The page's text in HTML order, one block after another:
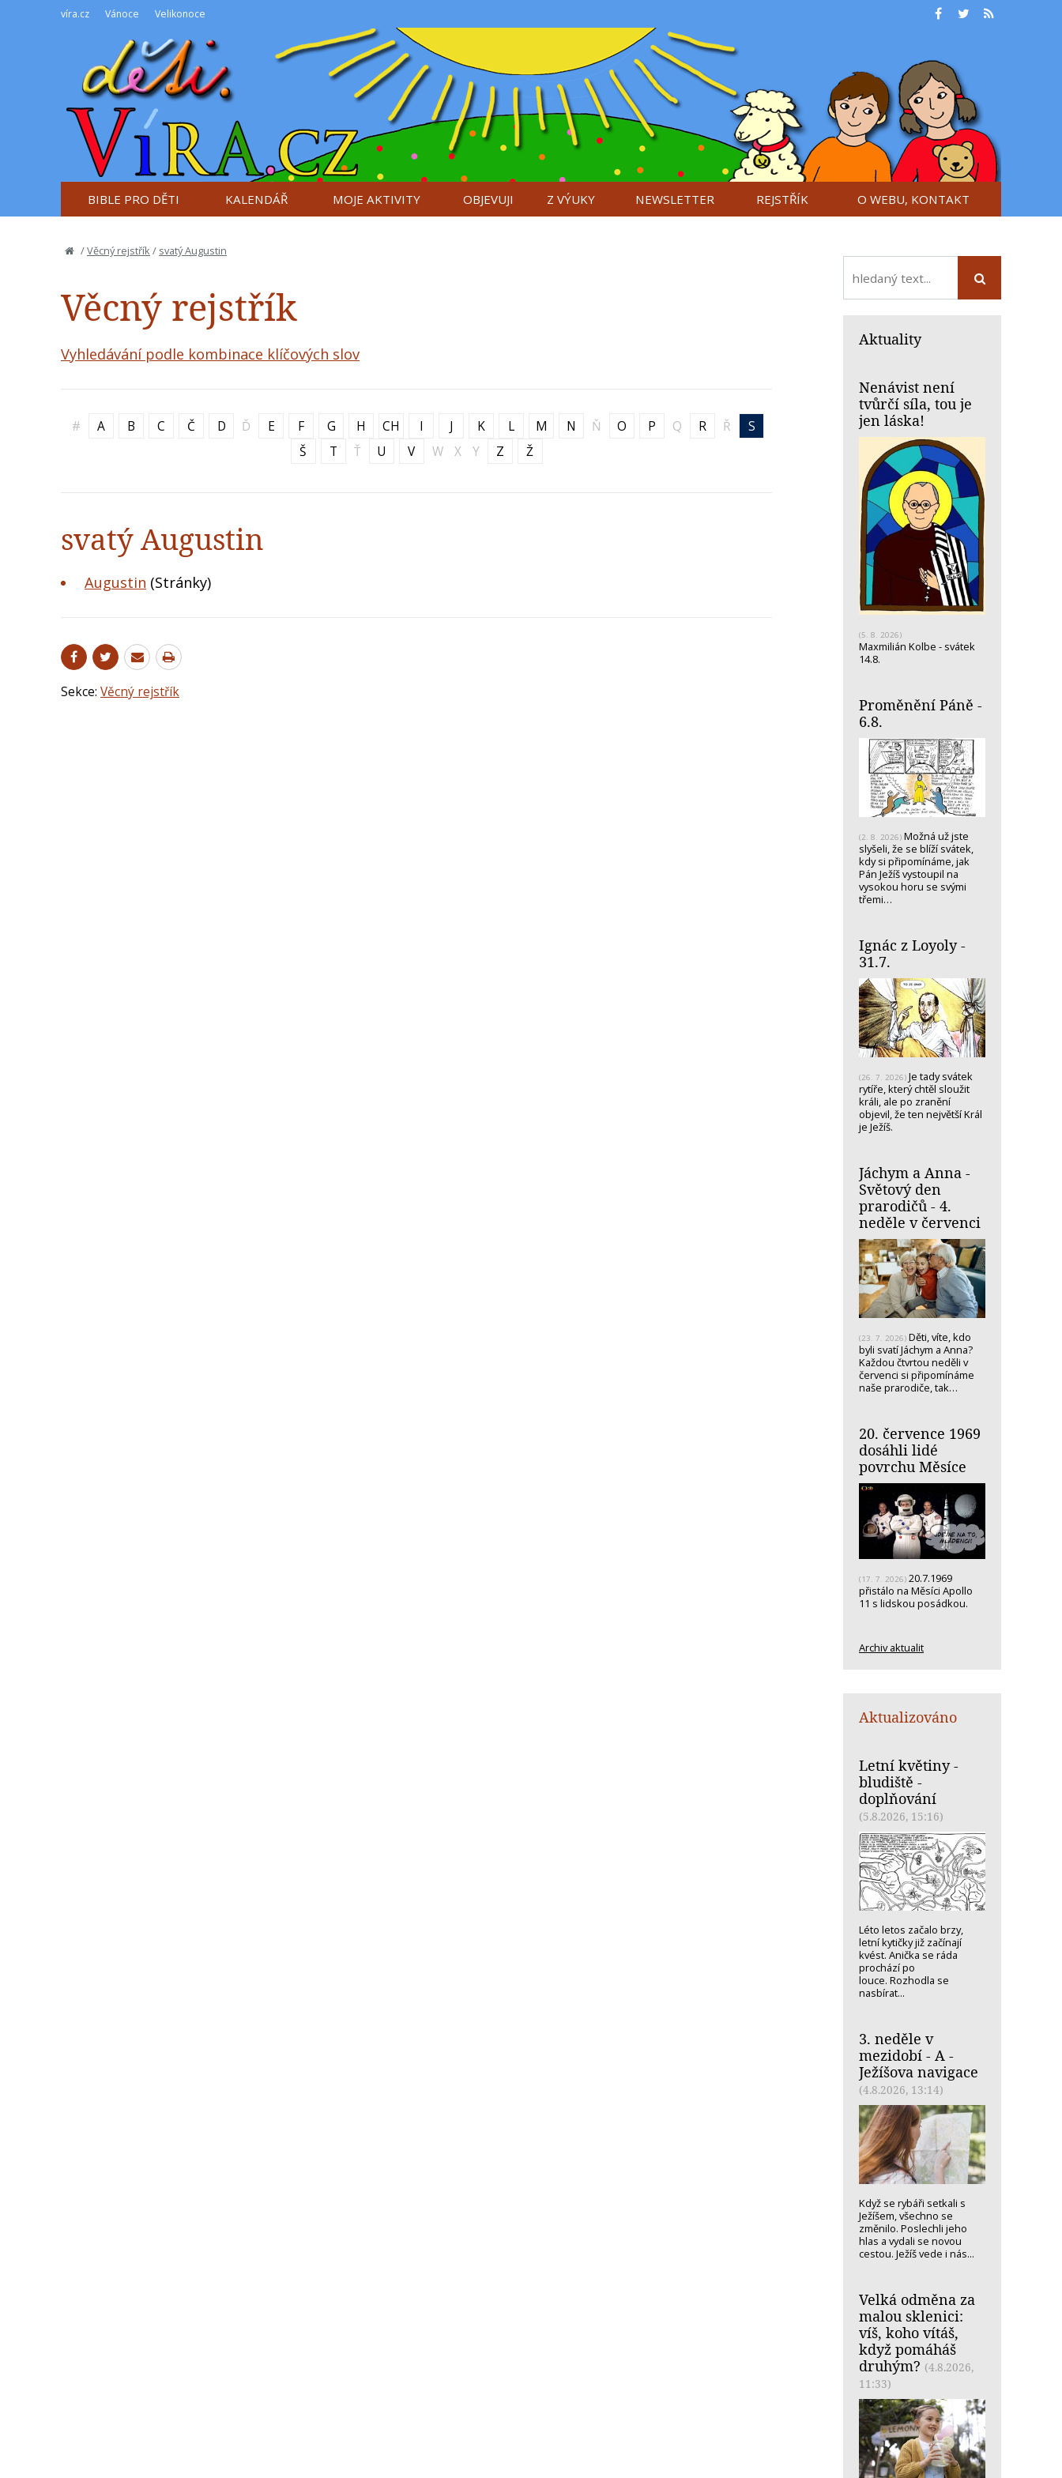
víra.cz Vánoce Velikonoce
BIBLE PRO DĚTI KALENDÁŘ MOJE AKTIVITY OBJEVUJI Z VÝUKY NEWSLETTER REJSTŘÍK O WEBU, KONTAKT
/Věcný rejstřík / svatý Augustin
Věcný rejstřík
Vyhledávání podle kombinace klíčových slov
# A B C Č D Ď E F G H CH I J K L M N Ň O P Q R Ř
S
Š
T Ť U V W X Y Z Ž
svatý Augustin
Augustin (Stránky)
Sekce: Věcný rejstřík
Aktuality
Nenávist není
tvůrčí síla, tou je
jen láska!
(5. 8. 2026)
Maxmilián Kolbe - svátek
14.8.
Proměnění Páně -
6.8.
(2. 8. 2026) Možná už jste
slyšeli, že se blíží svátek,
kdy si připomínáme, jak
Pán Ježíš vystoupil na
vysokou horu se svými
třemi…
Ignác z Loyoly -
31.7.
(26. 7. 2026) Je tady svátek
rytíře, který chtěl sloužit
králi, ale po zranění
objevil, že ten největší Král
je Ježíš.
Jáchym a Anna -
Světový den
prarodičů - 4.
neděle v červenci
(23. 7. 2026) Děti, víte, kdo
byli svatí Jáchym a Anna?
Každou čtvrtou neděli v
červenci si připomínáme
naše prarodiče, tak…
20. července 1969
dosáhli lidé
povrchu Měsíce
(17. 7. 2026) 20.7.1969
přistálo na Měsíci Apollo
11 s lidskou posádkou.
Archiv aktualit
Aktualizováno
Letní květiny -
bludiště -
doplňování
(5.8.2026, 15:16)
Léto letos začalo brzy,
letní kytičky již začínají
kvést. Anička se ráda
prochází po
louce. Rozhodla se
nasbírat...
3. neděle v
mezidobí - A -
Ježíšova navigace
(4.8.2026, 13:14)
Když se rybáři setkali s
Ježíšem, všechno se
změnilo. Poslechli jeho
hlas a vydali se novou
cestou. Ježíš vede i nás...
Velká odměna za
malou sklenici:
víš, koho vítáš,
když pomáháš
druhým? (4.8.2026,
11:33)